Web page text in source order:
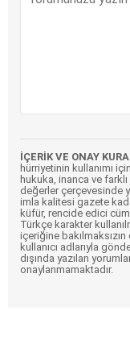
İÇERİK VE ONAY
hürriyetinin kullanımı
hukuka, inanca ve
değerler çerçevesinde
imla kalitesi gazete
küfür, rencide edici
Türkçe karakter
içeriğine
kullanıcı adlarıyla
dışında yazılan
onaylanmamaktadır.